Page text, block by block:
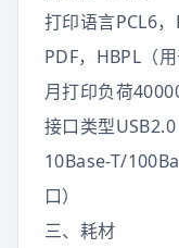
打印语言PCL6
PDF，HBPL（用
月打印负荷
接口类型USB2.0
10Base-T/
口）
三、耗材